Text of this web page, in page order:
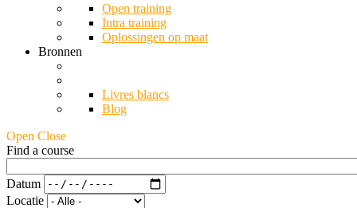
Open training
Intra training
Oplossingen op maat
Bronnen
Livres blancs
Blog
Open Close
Find a course
Datum
Locatie